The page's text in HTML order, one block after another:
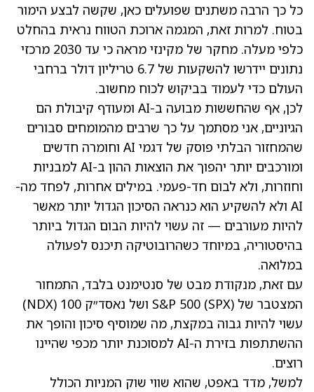
כל כך הרבה משתנים שפועלים כאן, שקשה לבצע הימור
בטוח. למרות זאת, המגמה ארוכת הטווח נראית בהחלט
כלפי מעלה. מחקר של מקינזי מראה כי עד 2030 מרכזי
נתונים יידרשו להשקעות של 6.7 טריליון דולר ברחבי
העולם כדי לעמוד בביקוש לכוח מחשוב.
לכן, אף שהחששות מבועה ב-AI ומעודף קיבולת הם
הגיוניים, אני מסתמך על כך שרבים מהמומחים סבורים
שהמחזור הבלתי פוסק של דגמי AI וחומרה חדשים
ומורכבים יותר יהפוך את הוצאות ההון ב-AI למבניות
וחוזרות, ולא לבום חד-פעמי. במילים אחרות, לפחד מה-
AI ולא להשקיע הוא כנראה הסיכון הגדול יותר מאשר
להיות מעורבים — זה עשוי להיות הבום הגדול ביותר
בהיסטוריה, במיוחד כשהרובוטיקה תיכנס לפעולה
במלואה.
עם זאת, מנקודת מבט של סנטימנט בלבד, התמחור
המצטבר של S&P 500 (SPX) ושל נאסד״ק 100
(NDX)
עשוי להיות גבוה במקצת, מה שמוסיף סיכון והופך את
ההשתתפות בזירת ה-AI למסוכנת יותר מכפי שהיינו
רוצים.
למשל, מדד באפט, שהוא שווי שוק המניות הכולל